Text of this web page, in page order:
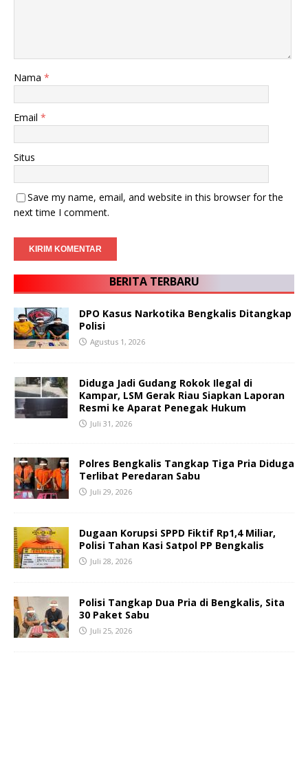
Nama *
Email *
Situs
Save my name, email, and website in this browser for the
next time I comment.
BERITA TERBARU
DPO Kasus Narkotika Bengkalis Ditangkap
Polisi
Agustus 1, 2026
Diduga Jadi Gudang Rokok Ilegal di
Kampar, LSM Gerak Riau Siapkan Laporan
Resmi ke Aparat Penegak Hukum
Juli 31, 2026
Polres Bengkalis Tangkap Tiga Pria Diduga
Terlibat Peredaran Sabu
Juli 29, 2026
Dugaan Korupsi SPPD Fiktif Rp1,4 Miliar,
Polisi Tahan Kasi Satpol PP Bengkalis
Juli 28, 2026
Polisi Tangkap Dua Pria di Bengkalis, Sita
30 Paket Sabu
Juli 25, 2026